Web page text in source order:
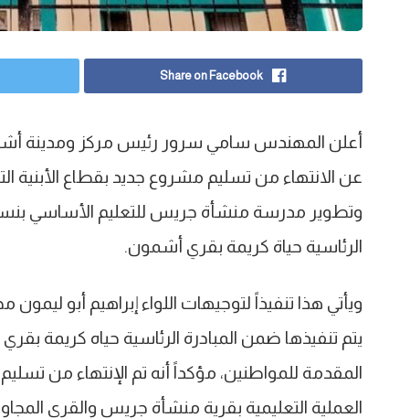
Share on Facebook
أعلن المهندس سامي سرور رئيس مركز ومدينة
عن الانتهاء من تسليم مشروع جديد بقطاع الأبنية
الرئاسية حياة كريمة بقري أشمون.
ويأتي هذا تنفيذاً لتوجيهات اللواء إبراهيم أبو
يتم تنفيذها ضمن المبادرة الرئاسية حياه كريمة
المقدمة للمواطنين، مؤكداً أنه تم الإنتهاء من
العملية التعليمية بقرية منشأة جريس والقري